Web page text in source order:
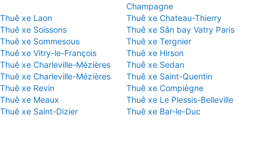
Champagne
Thuê xe Laon
Thuê xe Chateau-Thierry
Thuê xe Soissons
Thuê xe Sân bay Vatry Paris
Thuê xe Sommesous
Thuê xe Tergnier
Thuê xe Vitry-le-François
Thuê xe Hirson
Thuê xe Charleville-Mézières
Thuê xe Sedan
Thuê xe Charleville-Mézières
Thuê xe Saint-Quentin
Thuê xe Revin
Thuê xe Compiègne
Thuê xe Meaux
Thuê xe Le Plessis-Belleville
Thuê xe Saint-Dizier
Thuê xe Bar-le-Duc